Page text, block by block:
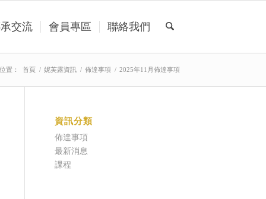
交流 會員專區 聯絡我們
置： 首頁 / 妮芙露資訊 / 佈達事項 / 2025年11月佈達事項
資訊分類
佈達事項
最新消息
課程